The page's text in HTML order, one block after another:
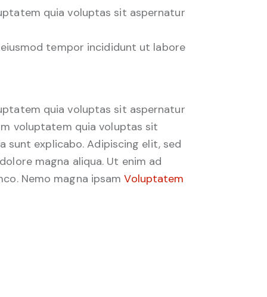
quia voluptas sit aspernatur
tempor incididunt ut labore
quia voluptas sit aspernatur
voluptatem quia voluptas sit
explicabo. Adipiscing elit, sed
magna aliqua. Ut enim ad
Nemo magna ipsamVoluptatem